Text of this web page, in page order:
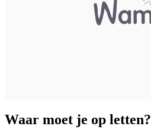
Waar moet je op letten?